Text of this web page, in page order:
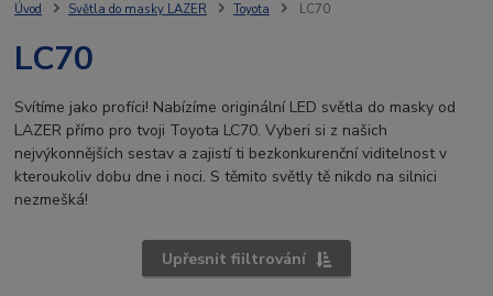
Úvod Světla do masky LAZER Toyota LC70
LC70
Svítíme jako profíci! Nabízíme originální LED světla do masky od
LAZER přímo pro tvoji Toyota LC70. Vyberi si z našich
nejvýkonnějších sestav a zajistí ti bezkonkurenční viditelnost v
kteroukoliv dobu dne i noci. S těmito světly tě nikdo na silnici
nezmešká!
Upřesnit fiiltrování